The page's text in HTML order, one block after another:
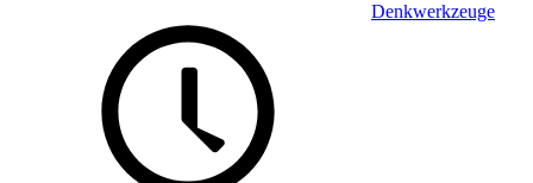
Denkwerkzeuge